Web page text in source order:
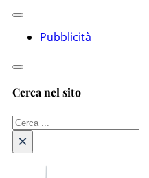
Pubblicità
Cerca nel sito
Cerca
×